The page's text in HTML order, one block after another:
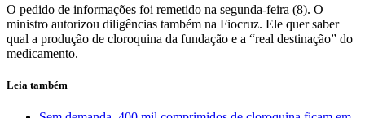
O pedido de informações foi remetido na segunda-feira (8). O
ministro autorizou diligências também na Fiocruz. Ele quer saber
qual a produção de cloroquina da fundação e a “real destinação” do
medicamento.
Leia também